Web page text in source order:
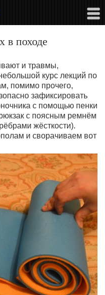
в походе
и травмы,
курс лекций по
помимо прочего,
зафиксировать
с помощью пенки
с поясным ремнём
жёсткости).
и сворачиваем вот